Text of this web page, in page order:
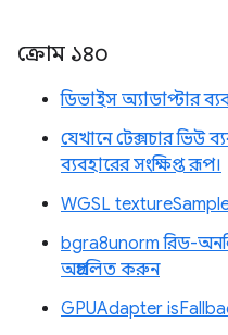
ক্রোম ১৪০
ডিভাইস অ্যাডাপ্টার
যেখানে টেক্সচার ভিউ
ব্যবহারের সংক্ষিপ্ত রূপ।
WGSL
bgra8unorm রিড-
অপ্রচলিত করুন
GPUAdapter